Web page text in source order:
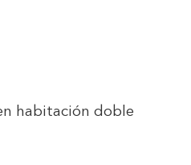
habitación doble